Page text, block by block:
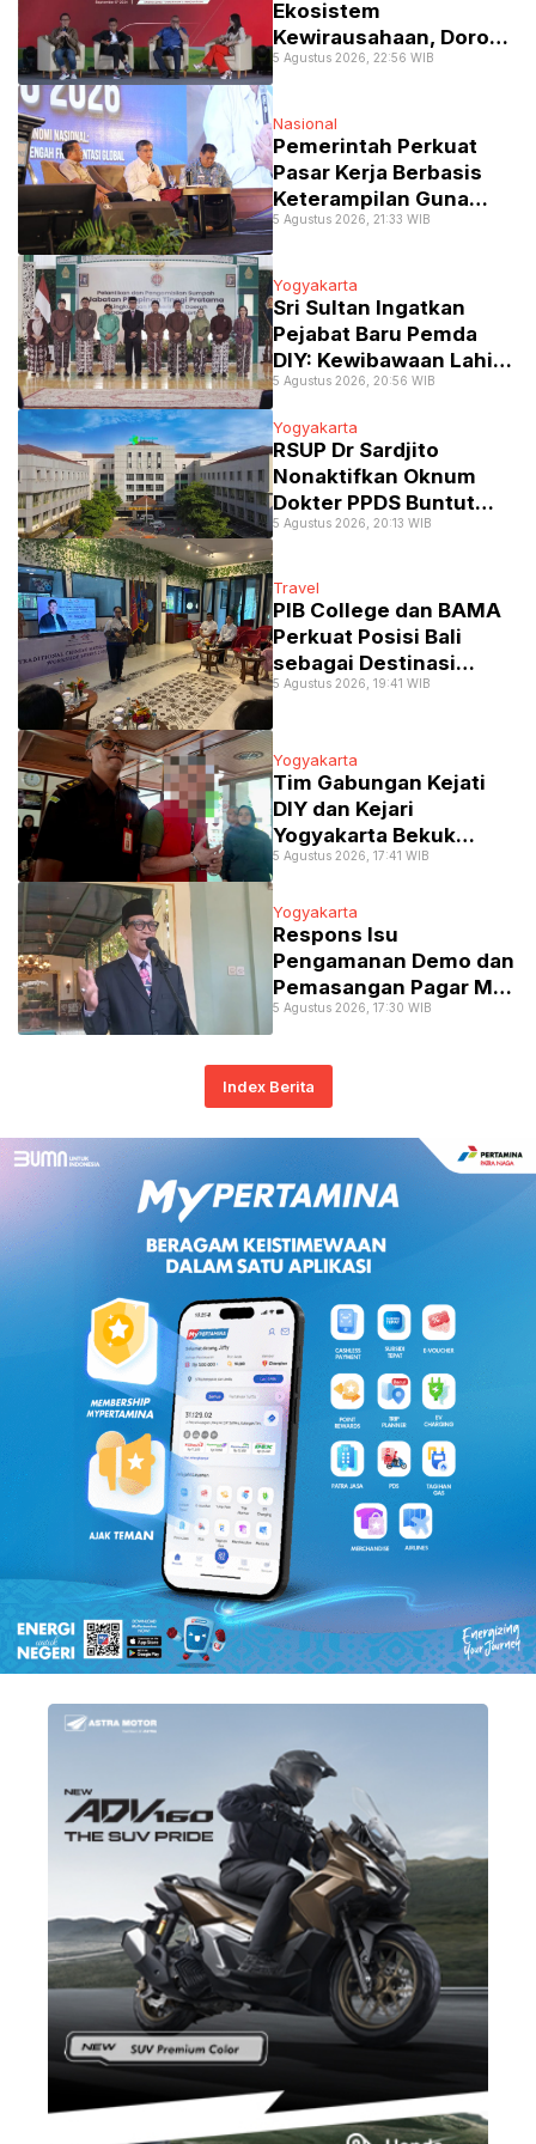
Ekosistem
Kewirausahaan, Dorong
Mahasiswa Kampus
Ranah Startup
5 Agustus 2026, 22:56 WIB
Nasional
Pemerintah Perkuat
Pasar Kerja Berbasis
Keterampilan Guna
Atasi Kesenjangan
5 Agustus 2026, 21:33 WIB
Yogyakarta
Sri Sultan Ingatkan
Pejabat Baru Pemda
DIY: Kewibawaan Lahir
dari Kerja Nyata, Bukan
5 Agustus 2026, 20:56 WIB
Yogyakarta
RSUP Dr Sardjito
Nonaktifkan Oknum
Dokter PPDS Buntut
Komentar Miring Pasien
5 Agustus 2026, 20:13 WIB
Travel
PIB College dan BAMA
Perkuat Posisi Bali
sebagai Destinasi
Utama Wisata
5 Agustus 2026, 19:41 WIB
Yogyakarta
Tim Gabungan Kejati
DIY dan Kejari
Yogyakarta Bekuk
Buronan Kasus Zina
Pelarian
5 Agustus 2026, 17:41 WIB
Yogyakarta
Respons Isu
Pengamanan Demo dan
Pemasangan Pagar Mal,
Gubernur DIY dan
Aman
5 Agustus 2026, 17:30 WIB
Index Berita